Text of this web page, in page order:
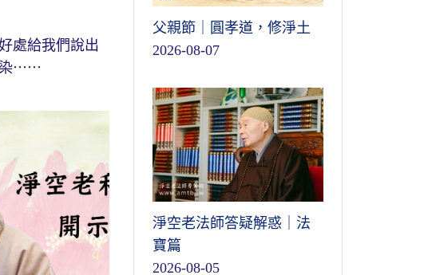
處給我們說出
染⋯⋯
父親節｜圓孝道，修淨土
2026-08-07
淨空老法師答疑解惑｜法
寶篇
2026-08-05